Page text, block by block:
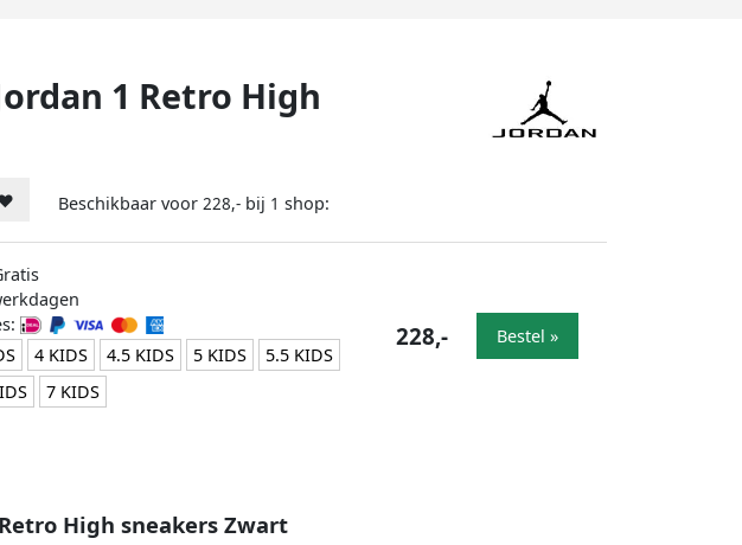
1 Retro High
Beschikbaar voor 228,- bij 1 shop:
4 KIDS 4.5 KIDS 5 KIDS
5.5 KIDS
7 KIDS
228,- Bestel »
High sneakers Zwart